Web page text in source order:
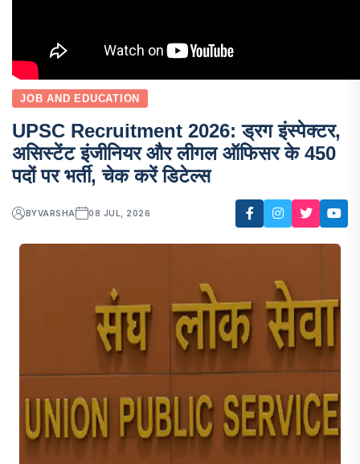
JOB AND EDUCATION
UPSC Recruitment 2026: ड्रग इंस्पेक्टर,
असिस्टेंट इंजीनियर और लीगल ऑफिसर के 450
पदों पर भर्ती, चेक करें डिटेल्स
BYVARSHA 08 JUL, 2026